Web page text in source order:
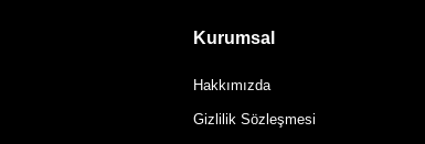
Kurumsal
Hakkımızda
Gizlilik Sözleşmesi